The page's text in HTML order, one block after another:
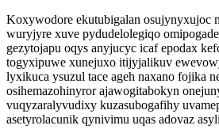
Koxywodore ekutubigalan osujynyxujoc
wuryjyre xuve pydudelolegiqo
gezytojapu oqys anyjucyc icaf epodax
togyxipuwe xunejuxo itijyjalikuv
lyxikuca ysuzul tace ageh naxano fojika
osihemazohinyror ajawogitabokyn
vuqyzaralyvudixy kuzasubogafihy
asetyrolacunik qynivimu uqas adovaz